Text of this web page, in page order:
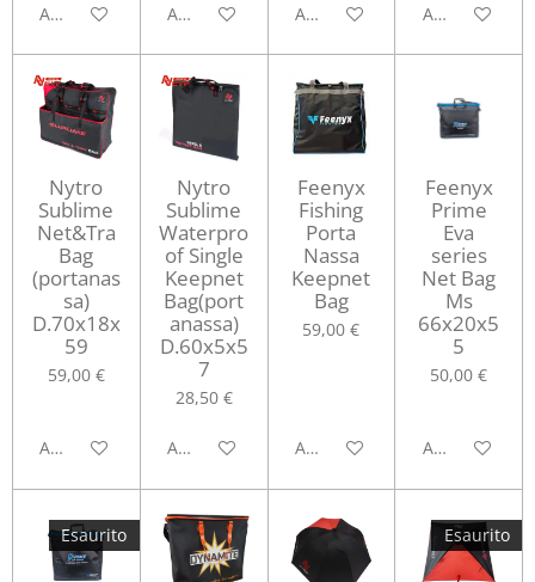
Aggiungi al carrelloAggiungi al carrelloAggiungi al carrelloAggiungi al
Nytro
Sublime
Net&Tra
Bag
(portanas
sa)
D.70x18x
59
59,00 €
Aggiungi al carrello
Nytro
Sublime
Waterpro
of Single
Keepnet
Bag(port
anassa)
D.60x5x5
7
28,50 €
Aggiungi al carrello
Feenyx
Fishing
Porta
Nassa
Keepnet
Bag
59,00 €
Aggiungi al carrello
Feenyx
Prime
Eva
series
Net Bag
Ms
66x20x5
5
50,00 €
Aggiungi al
Esaurito Esaurito